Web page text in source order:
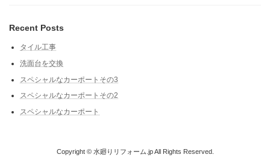
Recent Posts
タイル工事
洗面台を交換
スペシャルなカーポートその3
スペシャルなカーポートその2
スペシャルなカーポート
Copyright © 水廻りリフォーム.jp All Rights Reserved.